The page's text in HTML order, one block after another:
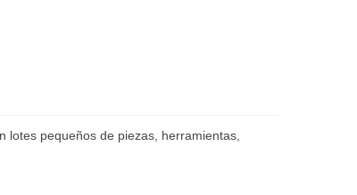
pequeños de piezas, herramientas,